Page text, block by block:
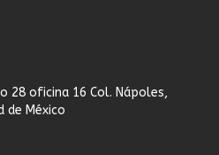
28 oficina 16 Col. Nápoles,
de México